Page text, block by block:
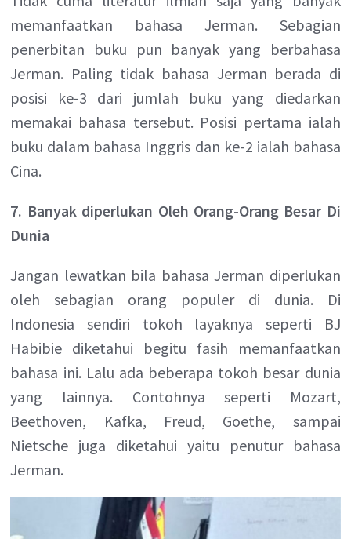
memanfaatkan bahasa Jerman. Sebagian
penerbitan buku pun banyak yang berbahasa
Jerman. Paling tidak bahasa Jerman berada di
posisi ke-3 dari jumlah buku yang diedarkan
memakai bahasa tersebut. Posisi pertama ialah
buku dalam bahasa Inggris dan ke-2 ialah bahasa
Cina.
7. Banyak diperlukan Oleh Orang-Orang Besar Di
Dunia
Jangan lewatkan bila bahasa Jerman diperlukan
oleh sebagian orang populer di dunia. Di
Indonesia sendiri tokoh layaknya seperti BJ
Habibie diketahui begitu fasih memanfaatkan
bahasa ini. Lalu ada beberapa tokoh besar dunia
yang lainnya. Contohnya seperti Mozart,
Beethoven, Kafka, Freud, Goethe, sampai
Nietsche juga diketahui yaitu penutur bahasa
Jerman.